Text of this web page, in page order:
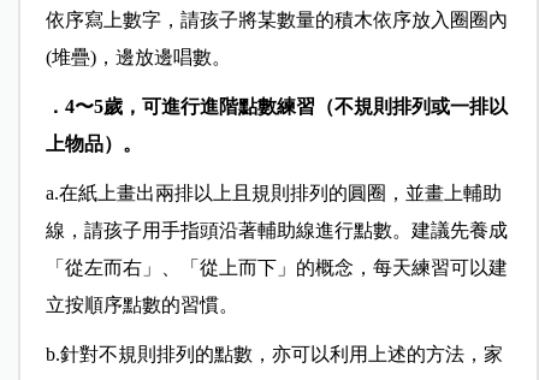
依序寫上數字，請孩子將某數量的積木依序放入圈圈內
(堆疊)，邊放邊唱數。
．4〜5歲，可進行進階點數練習（不規則排列或一排以
上物品）。
a.在紙上畫出兩排以上且規則排列的圓圈，並畫上輔助
線，請孩子用手指頭沿著輔助線進行點數。建議先養成
「從左而右」、「從上而下」的概念，每天練習可以建
立按順序點數的習慣。
b.針對不規則排列的點數，亦可以利用上述的方法，家